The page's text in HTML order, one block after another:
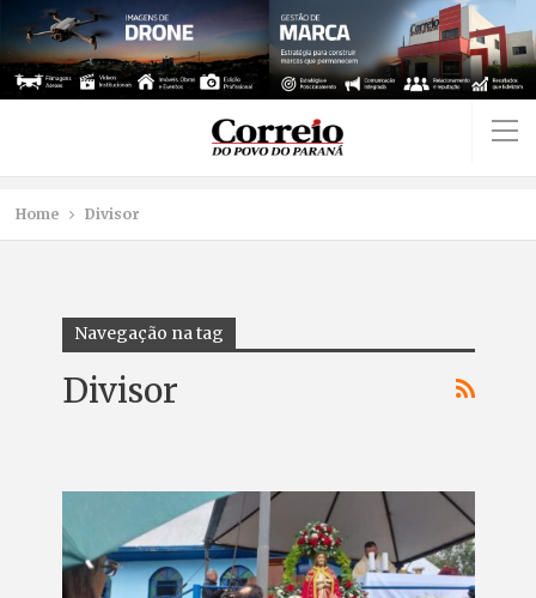
Home Divisor
Navegação na tag
Divisor